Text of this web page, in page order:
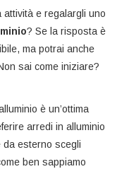
e regalargli uno
? Se la risposta è
ma potrai anche
sai come iniziare?
è un’ottima
arredi in alluminio
da esterno scegli
ben sappiamo